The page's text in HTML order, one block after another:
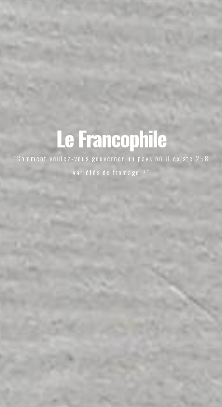
Le Francophile
"Comment voulez-vous gouverner un pays où il existe 258
variétés de fromage ?"